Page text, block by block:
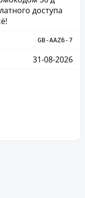
доступа
GB-AAZ6-7
31-08-2026